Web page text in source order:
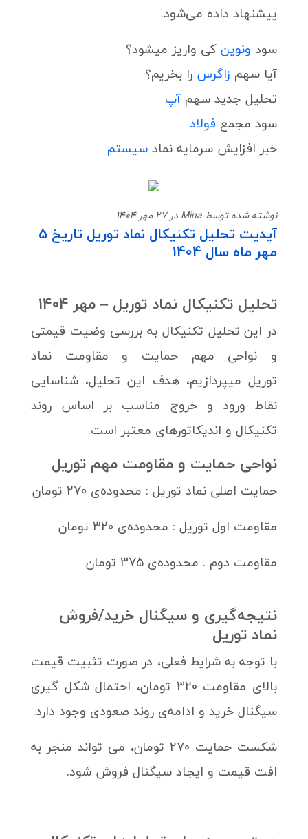
پیشنهاد داده می‌شود.
سود ونوینکی واریز میشود؟
آیا سهم زاگرس را بخریم؟
تحلیل جدید سهم آپ
سود مجمع فولاد
خبر افزایش سرمایه نمادسیستم
نوشته شده توسط Mina در 27 مهر 1404
آپدیت تحلیل تکنیکال نماد توریل تاریخ 5
مهر ماه سال 1404
تحلیل تکنیکال نماد توریل – مهر ۱۴۰۴
در این تحلیل تکنیکال به بررسی وضیت قیمتی
و نواحی مهم حمایت و مقاومت نماد
توریل میپردازیم، هدف این تحلیل، شناسایی
نقاط ورود و خروج مناسب بر اساس روند
تکنیکال و اندیکاتورهای معتبر است.
نواحی حمایت و مقاومت مهم توریل
حمایت اصلی نماد توریل : محدوده‌ی 270 تومان
مقاومت اول توریل : محدوده‌ی 320 تومان
مقاومت دوم : محدوده‌ی 375 تومان
نتیجه‌گیری و سیگنال خرید/فروش
نماد توریل
با توجه به شرایط فعلی، در صورت تثبیت قیمت
بالای مقاومت 320 تومان، احتمال شکل گیری
سیگنال خرید و ادامه‌ی روند صعودی وجود دارد.
شکست حمایت 270 تومان، می تواند منجر به
افت قیمت و ایجاد سیگنال فروش شود.